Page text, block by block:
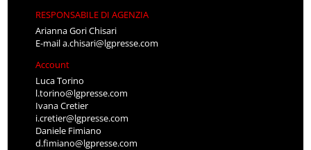
RESPONSABILE DI AGENZIA
Arianna Gori Chisari
E-maila.chisari@lgpresse.com
Account
Luca Torino
l.torino@lgpresse.com
Ivana Cretier
i.cretier@lgpresse.com
Daniele Fimiano
d.fimiano@lgpresse.com